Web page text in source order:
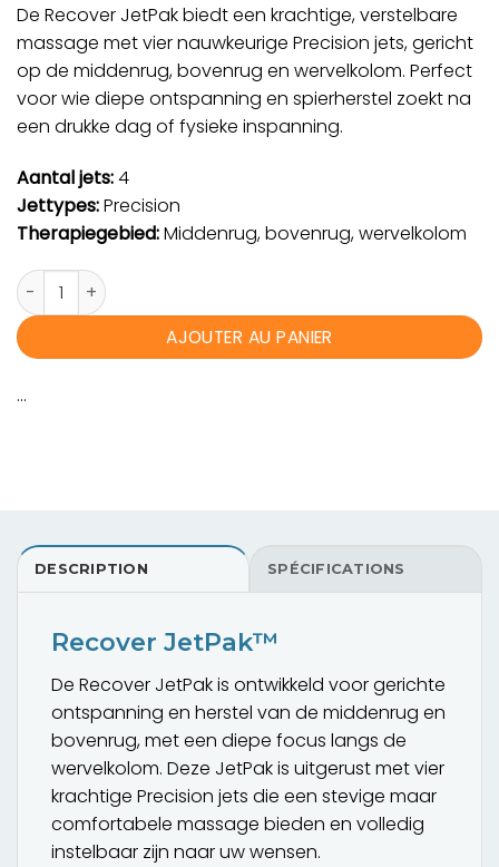
De Recover JetPak biedt een krachtige, verstelbare
massage met vier nauwkeurige Precision jets, gericht
op de middenrug, bovenrug en wervelkolom. Perfect
voor wie diepe ontspanning en spierherstel zoekt na
een drukke dag of fysieke inspanning.
Aantal jets:4
Jettypes:Precision
Therapiegebied:Middenrug, bovenrug, wervelkolom
quantité de Recover Jetpak ™
AJOUTER AU PANIER
...
DESCRIPTION SPÉCIFICATIONS
Recover JetPak™
De Recover JetPak is ontwikkeld voor gerichte
ontspanning en herstel van de middenrug en
bovenrug, met een diepe focus langs de
wervelkolom. Deze JetPak is uitgerust met vier
krachtige Precision jets die een stevige maar
comfortabele massage bieden en volledig
instelbaar zijn naar uw wensen.